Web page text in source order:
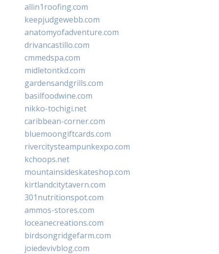
allin1roofing.com
keepjudgewebb.com
anatomyofadventure.com
drivancastillo.com
cmmedspa.com
midletontkd.com
gardensandgrills.com
basilfoodwine.com
nikko-tochigi.net
caribbean-corner.com
bluemoongiftcards.com
rivercitysteampunkexpo.com
kchoops.net
mountainsideskateshop.com
kirtlandcitytavern.com
301nutritionspot.com
ammos-stores.com
loceanecreations.com
birdsongridgefarm.com
joiedevivblog.com